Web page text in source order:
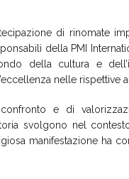
di rinomate
della PMI
della cultura e
nelle rispettive
e di
svolgono nel
manifestazione ha